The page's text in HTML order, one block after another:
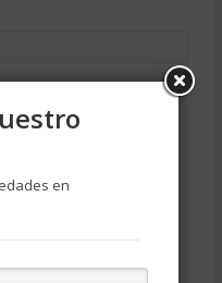
y web en este
comente.
en